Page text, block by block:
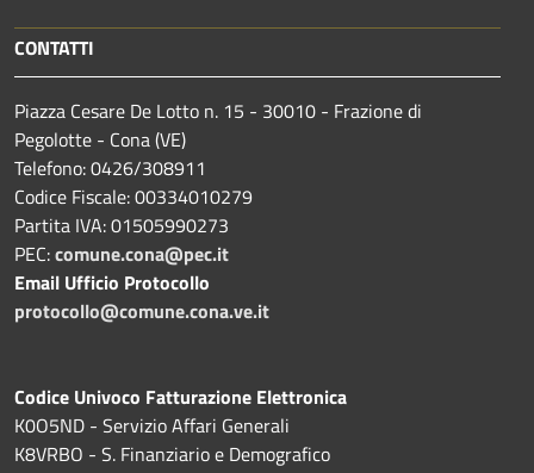
CONTATTI
Piazza Cesare De Lotto n. 15 - 30010 - Frazione di
Pegolotte - Cona (VE)
Telefono: 0426/308911
Codice Fiscale: 00334010279
Partita IVA: 01505990273
PEC:comune.cona@pec.it
Email Ufficio Protocollo
protocollo@comune.cona.ve.it
Codice Univoco Fatturazione Elettronica
K0O5ND - Servizio Affari Generali
K8VRBO - S. Finanziario e Demografico